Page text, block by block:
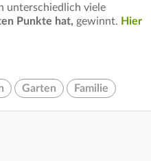
unterschiedlich viele
Punkte hat, gewinnt. Hier
Garten Familie